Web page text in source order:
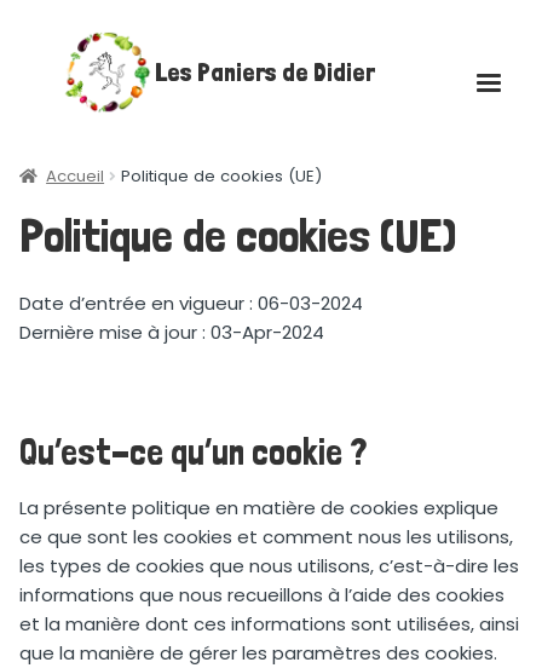
àau
Les Paniers de Didier
Accueil
Boutique
Les plateaux gourmands
Mon compte
Accueil Politique de cookies (UE)
Politique de cookies (UE)
Date d’entrée en vigueur : 06-03-2024
Dernière mise à jour : 03-Apr-2024
Qu’est-ce qu’un cookie ?
La présente politique en matière de cookies explique
ce que sont les cookies et comment nous les utilisons,
les types de cookies que nous utilisons, c’est-à-dire les
informations que nous recueillons à l’aide des cookies
et la manière dont ces informations sont utilisées, ainsi
que la manière de gérer les paramètres des cookies.